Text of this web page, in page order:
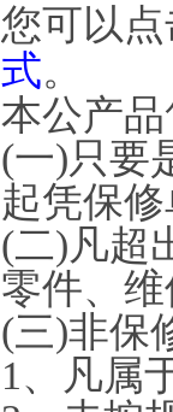
您可以
式。
本公产品
(一)只要
起凭保修
(二)凡超
零件、
(三)非保
1、凡属